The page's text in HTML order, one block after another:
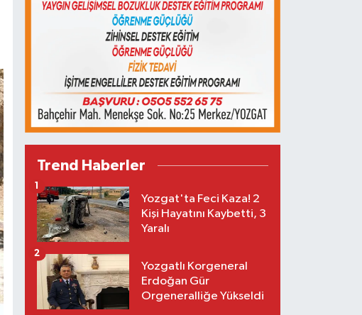
Trend Haberler
Yozgat'ta Feci Kaza! 2
Kişi Hayatını Kaybetti, 3
Yaralı
1
Yozgatlı Korgeneral
Erdoğan Gür
Orgeneralliğe Yükseldi
2